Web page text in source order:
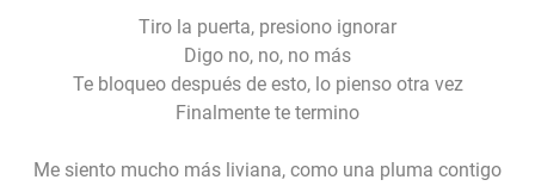
Tiro la puerta, presiono ignorar
Digo no, no, no más
Te bloqueo después de esto, lo pienso otra vez
Finalmente te termino
Me siento mucho más liviana, como una pluma contigo